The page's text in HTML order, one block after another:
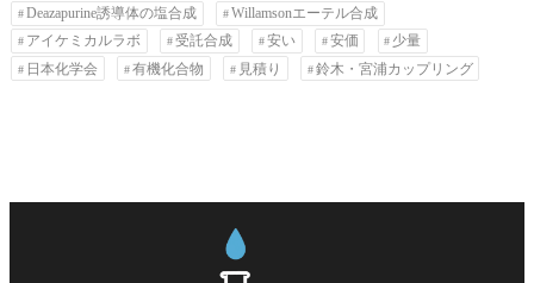
Deazapurine誘導体の塩合成
Willamsonエーテル合成
アイケミカルラボ
受託合成 安い 安価
少量
日本化学会
有機化合物 見積り 鈴木・宮浦カップリング